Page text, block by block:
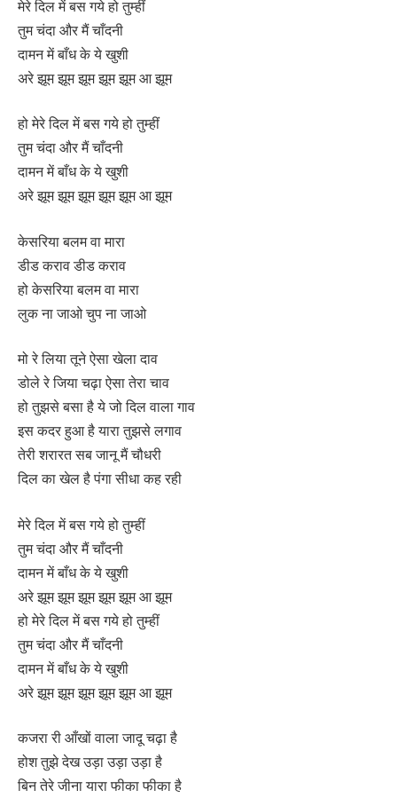
मेरे दिल में बस गये हो तुम्हीं
तुम चंदा और मैं चाँदनी
दामन में बाँध के ये खुशी
अरे झूम झूम झूम झूम झूम आ झूम
हो मेरे दिल में बस गये हो तुम्हीं
तुम चंदा और मैं चाँदनी
दामन में बाँध के ये खुशी
अरे झूम झूम झूम झूम झूम आ झूम
केसरिया बलम वा मारा
डीड कराव डीड कराव
हो केसरिया बलम वा मारा
लुक ना जाओ चुप ना जाओ
मो रे लिया तूने ऐसा खेला दाव
डोले रे जिया चढ़ा ऐसा तेरा चाव
हो तुझसे बसा है ये जो दिल वाला गाव
इस कदर हुआ है यारा तुझसे लगाव
तेरी शरारत सब जानू मैं चौधरी
दिल का खेल है पंगा सीधा कह रही
मेरे दिल में बस गये हो तुम्हीं
तुम चंदा और मैं चाँदनी
दामन में बाँध के ये खुशी
अरे झूम झूम झूम झूम झूम आ झूम
हो मेरे दिल में बस गये हो तुम्हीं
तुम चंदा और मैं चाँदनी
दामन में बाँध के ये खुशी
अरे झूम झूम झूम झूम झूम आ झूम
कजरा री आँखों वाला जादू चढ़ा है
होश तुझे देख उड़ा उड़ा उड़ा है
बिन तेरे जीना यारा फीका फीका है